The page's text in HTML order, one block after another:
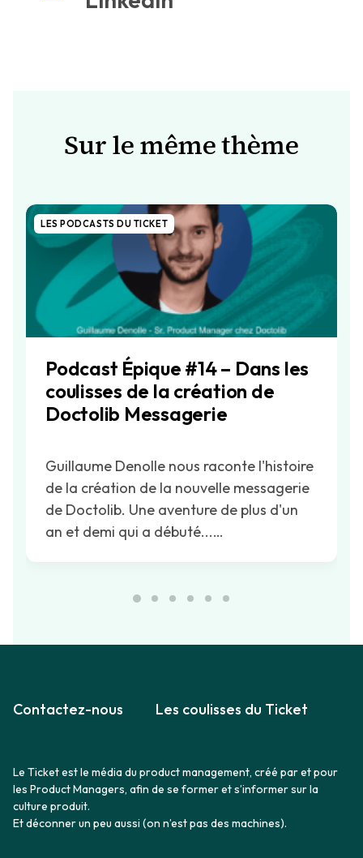
Sur le même thème
LES PODCASTS DU TICKET
Podcast Épique #14 – Dans les
coulisses de la création de
Doctolib Messagerie
Guillaume Denolle nous raconte l'histoire
de la création de la nouvelle messagerie
de Doctolib. Une aventure de plus d'un
an et demi qui a débuté...…
Contactez-nous Les coulisses du Ticket
Le Ticket est le média du product management, créé par et pour
les Product Managers, afin de se former et s’informer sur la
culture produit.
Et déconner un peu aussi (on n’est pas des machines).